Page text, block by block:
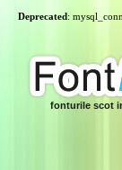
Deprecated:
fonturile scot